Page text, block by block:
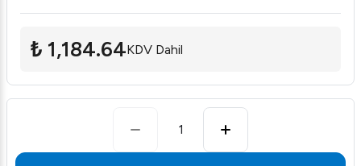
₺ 1,184.64KDV Dahil
1